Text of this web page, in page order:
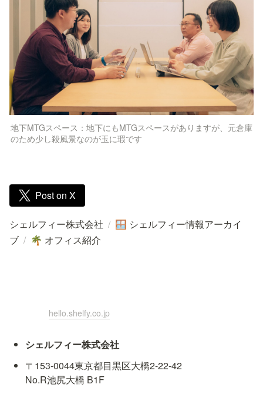
地下MTGスペース：地下にもMTGスペースがありますが、元倉庫
のため少し殺風景なのが玉に瑕です
Post on X
シェルフィー株式会社 / 🪟 シェルフィー情報アーカイ
ブ / 🌴 オフィス紹介
hello.shelfy.co.jp
シェルフィー株式会社
〒153-0044東京都目黒区大橋2-22-42
No.R池尻大橋 B1F